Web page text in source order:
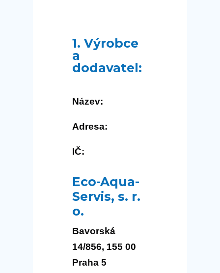
1. Výrobce
a
dodavatel:
Název:
Adresa:
IČ:
Eco-Aqua-
Servis, s. r.
o.
Bavorská
14/856, 155 00
Praha 5